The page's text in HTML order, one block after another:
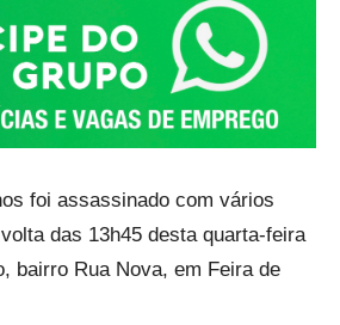
foi assassinado com vários
das 13h45 desta quarta-feira
bairro Rua Nova, em Feira de